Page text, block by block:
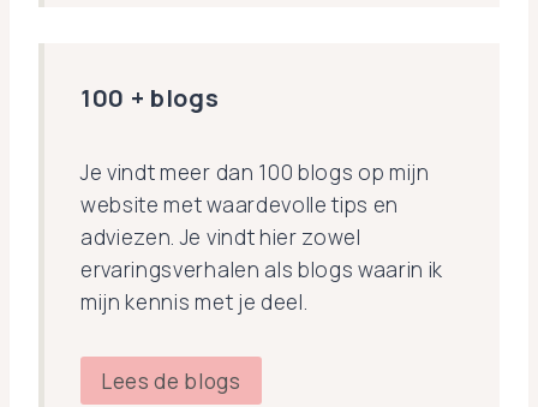
100 + blogs
Je vindt meer dan 100 blogs op mijn
website met waardevolle tips en
adviezen. Je vindt hier zowel
ervaringsverhalen als blogs waarin ik
mijn kennis met je deel.
Lees de blogs